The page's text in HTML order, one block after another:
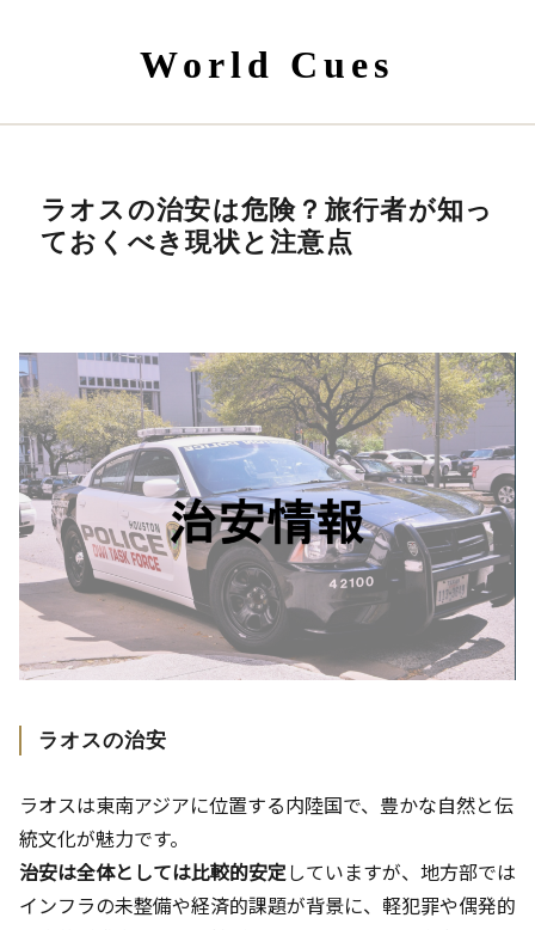
World Cues
ラオスの治安は危険？旅行者が知っ
ておくべき現状と注意点
ラオスの治安
ラオスは東南アジアに位置する内陸国で、豊かな自然と伝
統文化が魅力です。
治安は全体としては比較的安定していますが、地方部では
インフラの未整備や経済的課題が背景に、軽犯罪や偶発的